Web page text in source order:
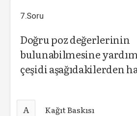
7.Soru
Doğru poz değerlerinin
bulunabilmesine yardım
çeşidi aşağıdakilerden
A Kağıt Baskısı